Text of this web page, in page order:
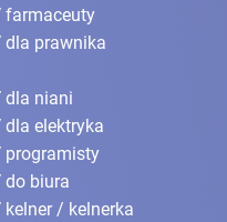
farmaceuty
dla prawnika
dla niani
dla elektryka
programisty
do biura
kelner / kelnerka